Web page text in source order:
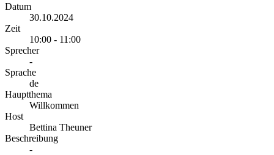
Datum
30.10.2024
Zeit
10:00 - 11:00
Sprecher
-
Sprache
de
Hauptthema
Willkommen
Host
Bettina Theuner
Beschreibung
-